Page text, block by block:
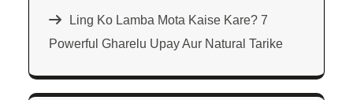
Ling Ko Lamba Mota Kaise Kare? 7
Powerful Gharelu Upay Aur Natural Tarike